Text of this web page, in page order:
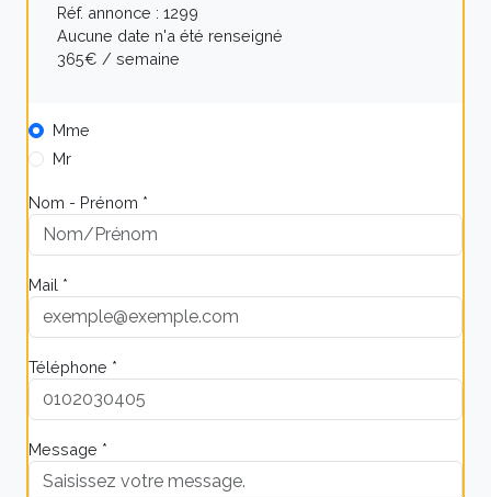
Réf. annonce : 1299
Aucune date n'a été renseigné
365€ / semaine
Mme
Mr
Nom - Prénom *
Mail *
Téléphone *
Message *